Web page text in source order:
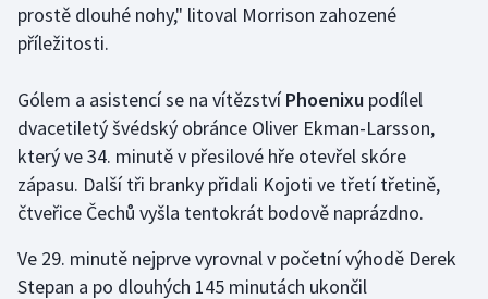
Motorsport
Parasport
Plavání
Ragby
prostě dlouhé nohy," litoval Morrison zahozené
příležitosti.
Gólem a asistencí se na vítězstvíPhoenixu podílel
dvacetiletý švédský obránce Oliver Ekman-Larsson,
který ve 34. minutě v přesilové hře otevřel skóre
zápasu. Další tři branky přidali Kojoti ve třetí třetině,
čtveřice Čechů vyšla tentokrát bodově naprázdno.
Ve 29. minutě nejprve vyrovnal v početní výhodě Derek
Stepan a po dlouhých 145 minutách ukončil